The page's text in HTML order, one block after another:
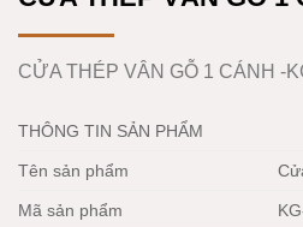
CỬA THÉP VÂN GỖ 1 CÁNH -
THÔNG TIN SẢN PHẨM
Tên sản phẩm
Mã sản phẩm